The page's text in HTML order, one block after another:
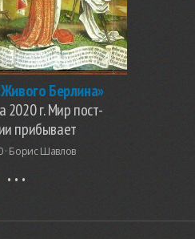
Берлина»
2020 г. Мир пост-
прибывает
Борис Шавлов